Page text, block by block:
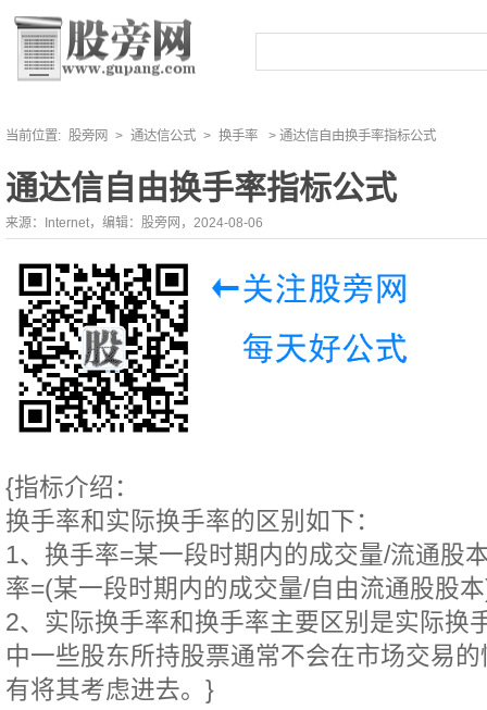
当前位置: 股旁网 > 通达信公式 > 换手率 > 通达信自由换手率指标公式
通达信自由换手率指标公式
来源：Internet，编辑：股旁网，2024-08-06
{指标介绍：
换手率和实际换手率的区别如下：
1、换手率=某一段时期内的成交量/流通股
率=(某一段时期内的成交量/自由流通股股
2、实际换手率和换手率主要区别是实际换
中一些股东所持股票通常不会在市场交易
有将其考虑进去。}